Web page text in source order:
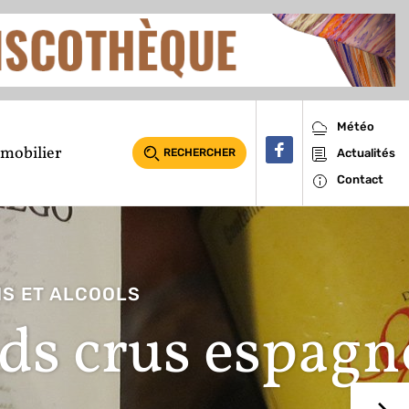
RECHERCHER
Météo
Actualités
Contact